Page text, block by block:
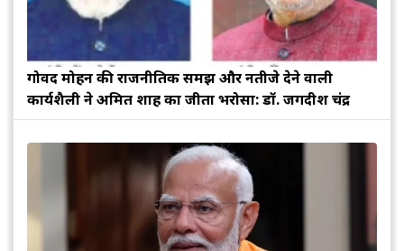
गोविंद मोहन की राजनीतिक समझ और नतीजे देने वाली
कार्यशैली ने अमित शाह का जीता भरोसा: डॉ. जगदीश चंद्र